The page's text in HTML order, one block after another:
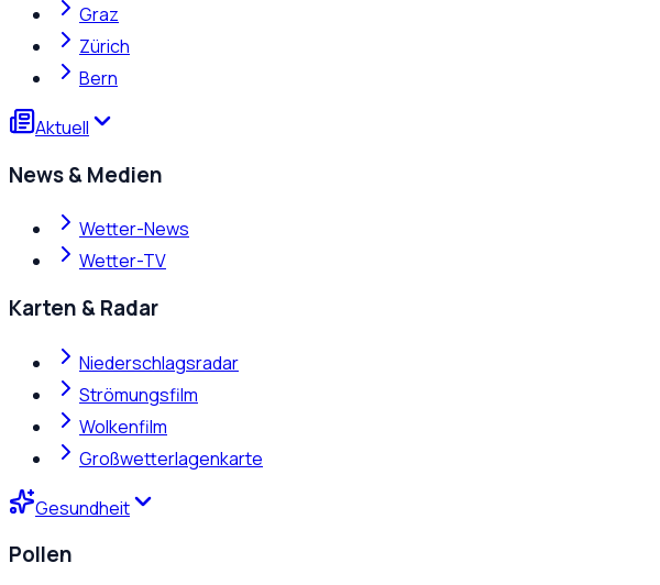
Graz
Zürich
Bern
Aktuell
News & Medien
Wetter-News
Wetter-TV
Karten & Radar
Niederschlagsradar
Strömungsfilm
Wolkenfilm
Großwetterlagenkarte
Gesundheit
Pollen